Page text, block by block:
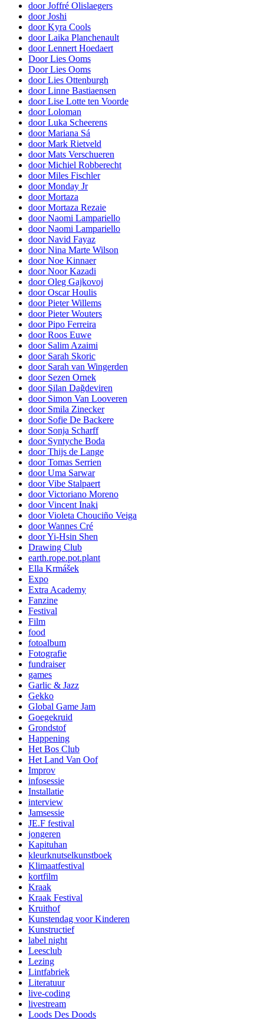
door Joffré Olislaegers
door Joshi
door Kyra Cools
door Laika Planchenault
door Lennert Hoedaert
Door Lies Ooms
Door Lies Ooms
door Lies Ottenburgh
door Linne Bastiaensen
door Lise Lotte ten Voorde
door Loloman
door Luka Scheerens
door Mariana Sá
door Mark Rietveld
door Mats Verschueren
door Michiel Robberecht
door Miles Fischler
door Monday Jr
door Mortaza
door Mortaza Rezaie
door Naomi Lampariello
door Naomi Lampariello
door Navid Fayaz
door Nina Marte Wilson
door Noe Kinnaer
door Noor Kazadi
door Oleg Gajkovoj
door Oscar Houlis
door Pieter Willems
door Pieter Wouters
door Pipo Ferreira
door Roos Euwe
door Salim Azaimi
door Sarah Skoric
door Sarah van Wingerden
door Sezen Ornek
door Şilan Dağdeviren
door Simon Van Looveren
door Smila Zinecker
door Sofie De Backere
door Sonja Scharff
door Syntyche Boda
door Thijs de Lange
door Tomas Serrien
door Uma Sarwar
door Vibe Stalpaert
door Victoriano Moreno
door Vincent Inaki
door Violeta Chouciño Veiga
door Wannes Cré
door Yi-Hsin Shen
Drawing Club
earth.rope.pot.plant
Ella Krmášek
Expo
Extra Academy
Fanzine
Festival
Film
food
fotoalbum
Fotografie
fundraiser
games
Garlic & Jazz
Gekko
Global Game Jam
Goegekruid
Grondstof
Happening
Het Bos Club
Het Land Van Oof
Improv
infosessie
Installatie
interview
Jamsessie
JE.F festival
jongeren
Kapituhan
kleurknutselkunstboek
Klimaatfestival
kortfilm
Kraak
Kraak Festival
Kruithof
Kunstendag voor Kinderen
Kunstructief
label night
Leesclub
Lezing
Lintfabriek
Literatuur
live-coding
livestream
Loods Des Doods